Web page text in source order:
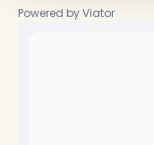
Powered by Viator